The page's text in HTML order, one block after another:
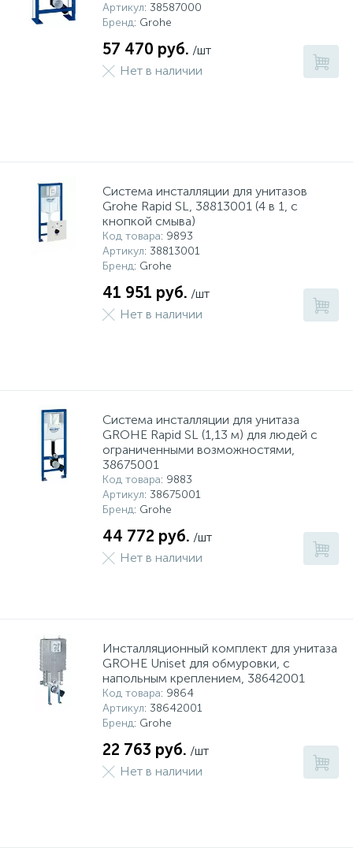
Артикул: 38587000
Бренд: Grohe
57 470 руб. /шт
Нет в наличии
Система инсталляции для унитазов
Grohe Rapid SL, 38813001 (4 в 1, с
кнопкой смыва)
Код товара: 9893
Артикул: 38813001
Бренд: Grohe
41 951 руб. /шт
Нет в наличии
Система инсталляции для унитаза
GROHE Rapid SL (1,13 м) для людей с
ограниченными возможностями,
38675001
Код товара: 9883
Артикул: 38675001
Бренд: Grohe
44 772 руб. /шт
Нет в наличии
Инсталляционный комплект для унитаза
GROHE Uniset для обмуровки, с
напольным креплением, 38642001
Код товара: 9864
Артикул: 38642001
Бренд: Grohe
22 763 руб. /шт
Нет в наличии